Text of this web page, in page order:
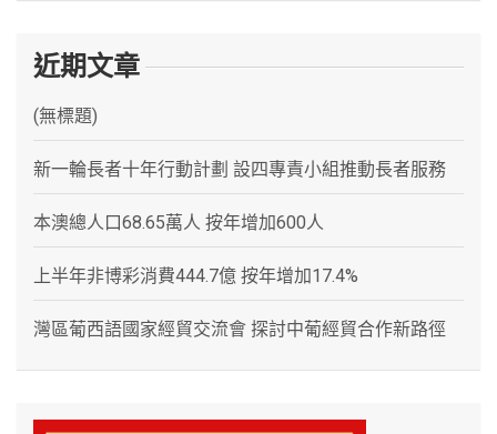
近期文章
(無標題)
新一輪長者十年行動計劃 設四專責小組推動長者服務
本澳總人口68.65萬人 按年增加600人
上半年非博彩消費444.7億 按年增加17.4%
灣區葡西語國家經貿交流會 探討中葡經貿合作新路徑